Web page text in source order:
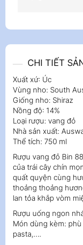
CHI TIẾT
Xuất xứ: Úc
Vùng nho: South
Giống nho: Shiraz
Nồng độ: 14%
Loại rượu: vang đỏ
Nhà sản xuất:
Thể tích: 750 ml
Rượu vang đỏ Bin
của trái cây chín
quất quyện cùng
thoảng thoảng
lan tỏa khắp vòm
Rượu uống ngon
Món dùng kèm:
pasta,….